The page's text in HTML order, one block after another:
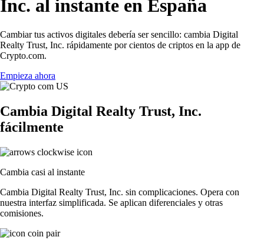
Inc. al instante en España
Cambiar tus activos digitales debería ser sencillo: cambia Digital
Realty Trust, Inc. rápidamente por cientos de criptos en la app de
Crypto.com.
Empieza ahora
Cambia Digital Realty Trust, Inc.
fácilmente
Cambia casi al instante
Cambia Digital Realty Trust, Inc. sin complicaciones. Opera con
nuestra interfaz simplificada. Se aplican diferenciales y otras
comisiones.